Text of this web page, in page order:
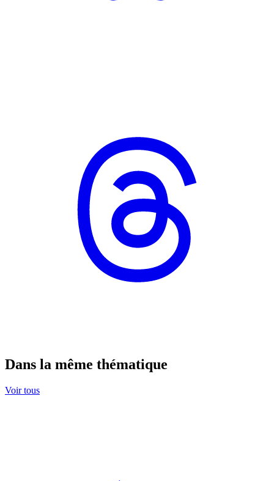
Dans la même thématique
Voir tous